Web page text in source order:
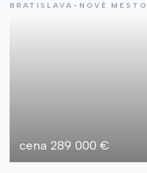
Odoslať žiadosť
Pravidiel ochrany súkromia
BRATISLAVA-NOVÉ MESTO
cena 289 000 €